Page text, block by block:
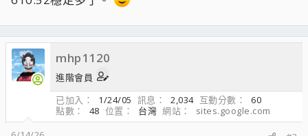
mhp1120
進階會員
已加入
1/24/05 訊息 2,034 互動分數
60
點數
48 位置 台灣 網站
sites.google.com